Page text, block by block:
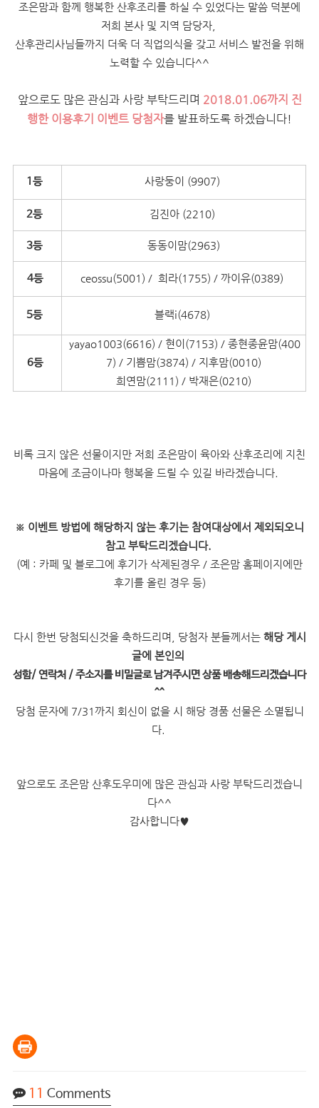
조은맘과 함께 행복한 산후조리를 하실 수 있었다는 말씀 덕분에
저희 본사 및 지역 담당자,
산후관리사님들까지 더욱 더 직업의식을 갖고 서비스 발전을 위해
노력할 수 있습니다^^
앞으로도 많은 관심과 사랑 부탁드리며 2018.01.06까지 진
행한 이용후기 이벤트 당첨자를 발표하도록 하겠습니다!
1등 사랑둥이 (9907)
2등 김진아 (2210)
3등 동동이맘(2963)
4등 ceossu(5001) / 희라(1755) / 까이유(0389)
5등 블랙i(4678)
6등
yayao1003(6616) / 현이(7153) / 종현종윤맘(400
7) / 기쁨맘(3874) / 지후맘(0010)
희연맘(2111) / 박재은(0210)
비록 크지 않은 선물이지만 저희 조은맘이 육아와 산후조리에 지친
마음에 조금이나마 행복을 드릴 수 있길 바라겠습니다.
※ 이벤트 방법에 해당하지 않는 후기는 참여대상에서 제외되오니
참고 부탁드리겠습니다.
(예 : 카페 및 블로그에 후기가 삭제된경우 / 조은맘 홈페이지에만
후기를 올린 경우 등)
다시 한번 당첨되신것을 축하드리며, 당첨자 분들께서는 해당 게시
글에 본인의
성함/ 연락처 / 주소지를 비밀글로 남겨주시면 상품 배송해드리겠습니다
^^
당첨 문자에 7/31까지 회신이 없을 시 해당 경품 선물은 소멸됩니
다.
앞으로도 조은맘 산후도우미에 많은 관심과 사랑 부탁드리겠습니
다^^
감사합니다♥
11 Comments